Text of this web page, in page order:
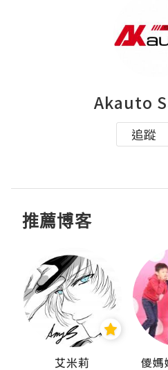
Akauto
追蹤
推薦博客
艾米莉